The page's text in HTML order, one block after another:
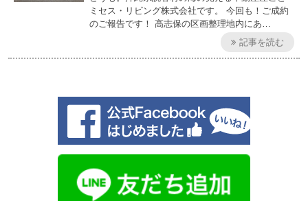
ミセス・リビング株式会社です。 今回も！ご成約
のご報告です！ 高志保の区画整理地内にあ…
記事を読む